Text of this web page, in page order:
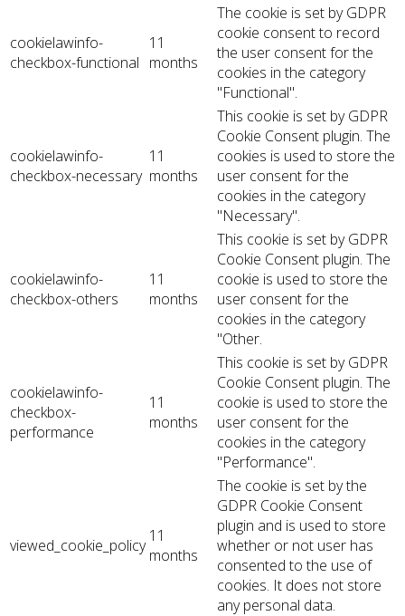
cookielawinfo-
checkbox-functional
11
months
The cookie is set by GDPR
cookie consent to record
the user consent for the
cookies in the category
"Functional".
cookielawinfo-
checkbox-necessary
11
months
This cookie is set by GDPR
Cookie Consent plugin. The
cookies is used to store the
user consent for the
cookies in the category
"Necessary".
cookielawinfo-
checkbox-others
11
months
This cookie is set by GDPR
Cookie Consent plugin. The
cookie is used to store the
user consent for the
cookies in the category
"Other.
cookielawinfo-
checkbox-
performance
11
months
This cookie is set by GDPR
Cookie Consent plugin. The
cookie is used to store the
user consent for the
cookies in the category
"Performance".
viewed_cookie_policy 11
months
The cookie is set by the
GDPR Cookie Consent
plugin and is used to store
whether or not user has
consented to the use of
cookies. It does not store
any personal data.